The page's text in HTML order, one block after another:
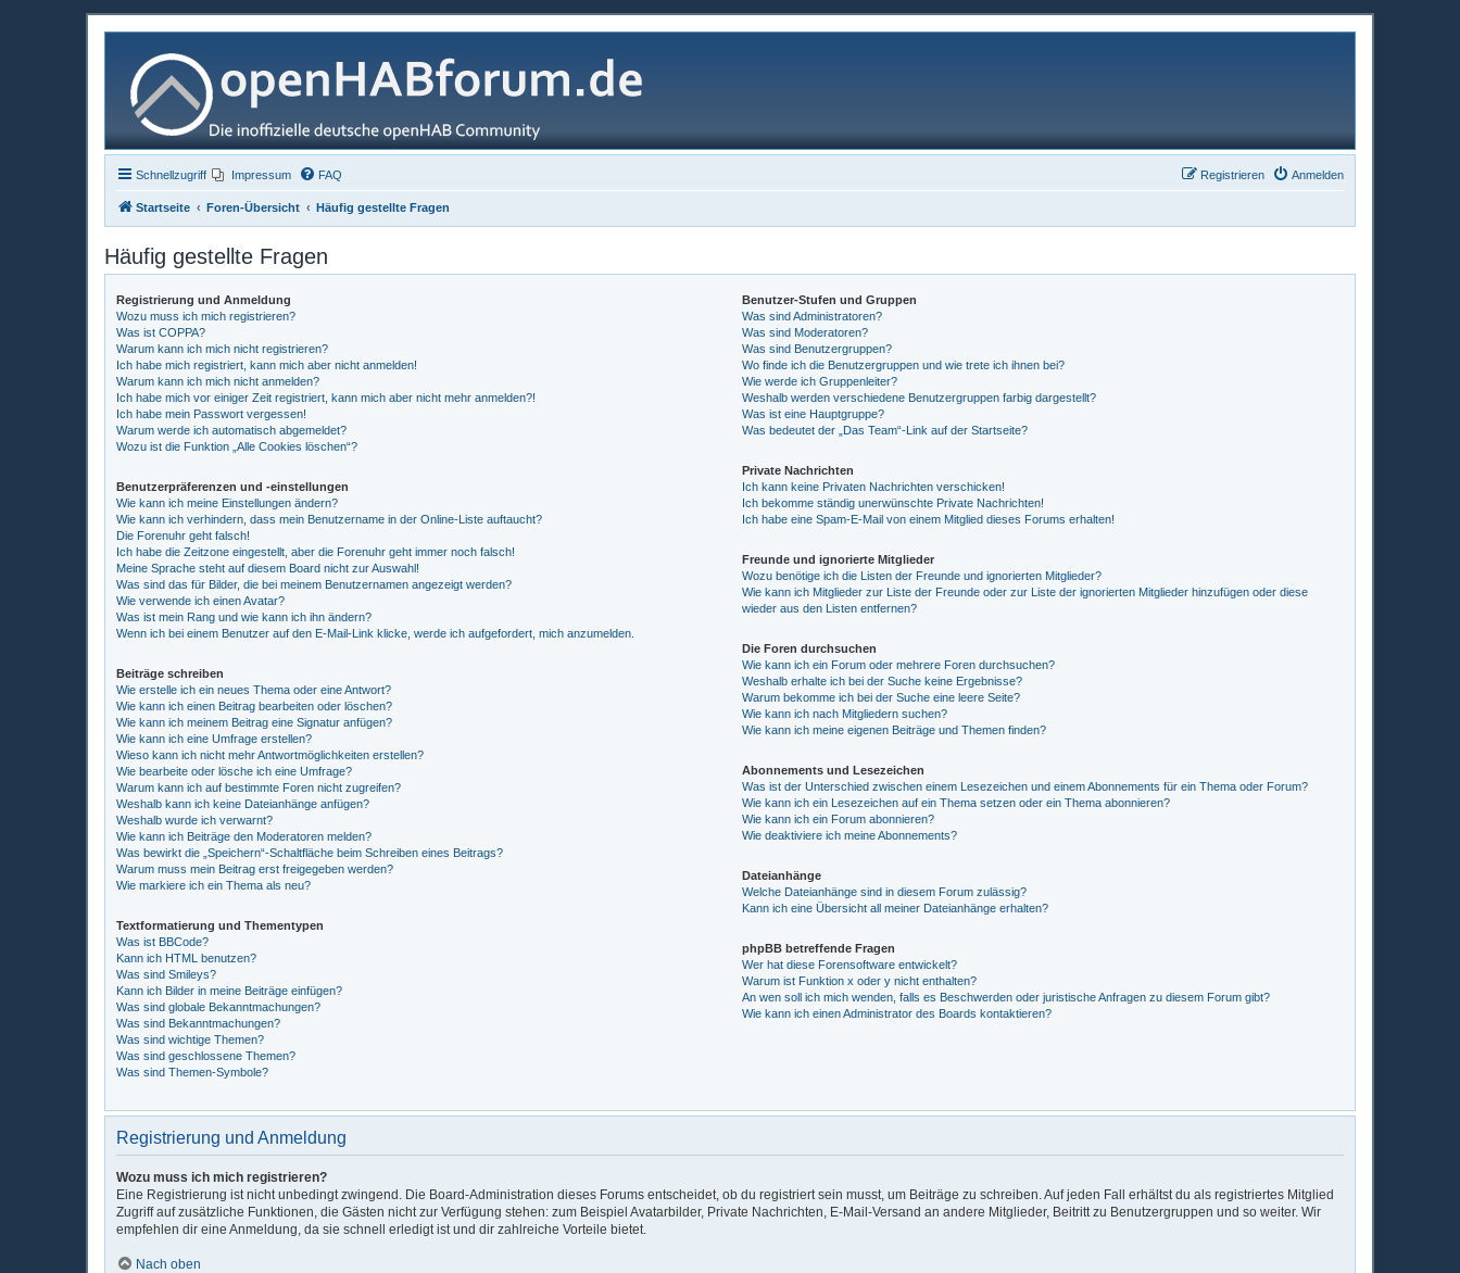
Schnellzugriff Impressum FAQ Anmelden
Registrieren
Startseite Foren-Übersicht Häufig gestellte Fragen
Häufig gestellte Fragen
Registrierung und Anmeldung
Wozu muss ich mich registrieren?
Was ist COPPA?
Warum kann ich mich nicht registrieren?
Ich habe mich registriert, kann mich aber nicht anmelden!
Warum kann ich mich nicht anmelden?
Ich habe mich vor einiger Zeit registriert, kann mich aber nicht mehr anmelden?!
Ich habe mein Passwort vergessen!
Warum werde ich automatisch abgemeldet?
Wozu ist die Funktion „Alle Cookies löschen“?
Benutzerpräferenzen und -einstellungen
Wie kann ich meine Einstellungen ändern?
Wie kann ich verhindern, dass mein Benutzername in der Online-Liste auftaucht?
Die Forenuhr geht falsch!
Ich habe die Zeitzone eingestellt, aber die Forenuhr geht immer noch falsch!
Meine Sprache steht auf diesem Board nicht zur Auswahl!
Was sind das für Bilder, die bei meinem Benutzernamen angezeigt werden?
Wie verwende ich einen Avatar?
Was ist mein Rang und wie kann ich ihn ändern?
Wenn ich bei einem Benutzer auf den E-Mail-Link klicke, werde ich aufgefordert, mich anzumelden.
Beiträge schreiben
Wie erstelle ich ein neues Thema oder eine Antwort?
Wie kann ich einen Beitrag bearbeiten oder löschen?
Wie kann ich meinem Beitrag eine Signatur anfügen?
Wie kann ich eine Umfrage erstellen?
Wieso kann ich nicht mehr Antwortmöglichkeiten erstellen?
Wie bearbeite oder lösche ich eine Umfrage?
Warum kann ich auf bestimmte Foren nicht zugreifen?
Weshalb kann ich keine Dateianhänge anfügen?
Weshalb wurde ich verwarnt?
Wie kann ich Beiträge den Moderatoren melden?
Was bewirkt die „Speichern“-Schaltfläche beim Schreiben eines Beitrags?
Warum muss mein Beitrag erst freigegeben werden?
Wie markiere ich ein Thema als neu?
Textformatierung und Thementypen
Was ist BBCode?
Kann ich HTML benutzen?
Was sind Smileys?
Kann ich Bilder in meine Beiträge einfügen?
Was sind globale Bekanntmachungen?
Was sind Bekanntmachungen?
Was sind wichtige Themen?
Was sind geschlossene Themen?
Was sind Themen-Symbole?
Benutzer-Stufen und Gruppen
Was sind Administratoren?
Was sind Moderatoren?
Was sind Benutzergruppen?
Wo finde ich die Benutzergruppen und wie trete ich ihnen bei?
Wie werde ich Gruppenleiter?
Weshalb werden verschiedene Benutzergruppen farbig dargestellt?
Was ist eine Hauptgruppe?
Was bedeutet der „Das Team“-Link auf der Startseite?
Private Nachrichten
Ich kann keine Privaten Nachrichten verschicken!
Ich bekomme ständig unerwünschte Private Nachrichten!
Ich habe eine Spam-E-Mail von einem Mitglied dieses Forums erhalten!
Freunde und ignorierte Mitglieder
Wozu benötige ich die Listen der Freunde und ignorierten Mitglieder?
Wie kann ich Mitglieder zur Liste der Freunde oder zur Liste der ignorierten Mitglieder hinzufügen oder diese
wieder aus den Listen entfernen?
Die Foren durchsuchen
Wie kann ich ein Forum oder mehrere Foren durchsuchen?
Weshalb erhalte ich bei der Suche keine Ergebnisse?
Warum bekomme ich bei der Suche eine leere Seite?
Wie kann ich nach Mitgliedern suchen?
Wie kann ich meine eigenen Beiträge und Themen finden?
Abonnements und Lesezeichen
Was ist der Unterschied zwischen einem Lesezeichen und einem Abonnements für ein Thema oder Forum?
Wie kann ich ein Lesezeichen auf ein Thema setzen oder ein Thema abonnieren?
Wie kann ich ein Forum abonnieren?
Wie deaktiviere ich meine Abonnements?
Dateianhänge
Welche Dateianhänge sind in diesem Forum zulässig?
Kann ich eine Übersicht all meiner Dateianhänge erhalten?
phpBB betreffende Fragen
Wer hat diese Forensoftware entwickelt?
Warum ist Funktion x oder y nicht enthalten?
An wen soll ich mich wenden, falls es Beschwerden oder juristische Anfragen zu diesem Forum gibt?
Wie kann ich einen Administrator des Boards kontaktieren?
Registrierung und Anmeldung
Wozu muss ich mich registrieren?
Eine Registrierung ist nicht unbedingt zwingend. Die Board-Administration dieses Forums entscheidet, ob du registriert sein musst, um Beiträge zu schreiben. Auf jeden Fall erhältst du als registriertes Mitglied
Zugriff auf zusätzliche Funktionen, die Gästen nicht zur Verfügung stehen: zum Beispiel Avatarbilder, Private Nachrichten, E-Mail-Versand an andere Mitglieder, Beitritt zu Benutzergruppen und so weiter. Wir
empfehlen dir eine Anmeldung, da sie schnell erledigt ist und dir zahlreiche Vorteile bietet.
Nach oben